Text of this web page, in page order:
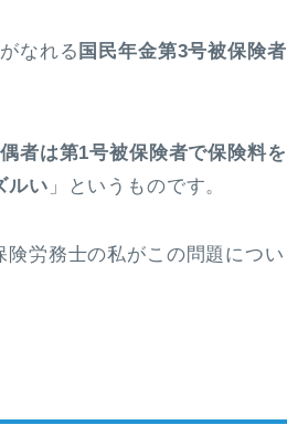
なれる 国民年金第3号被保険者
者は第1号被保険者で保険料を
ルい 」というものです。
労務士の私がこの問題につい